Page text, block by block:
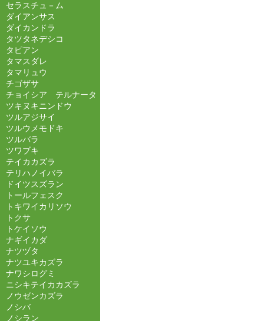
セラスチュ－ム
ダイアンサス
ダイカンドラ
タツタネデシコ
タピアン
タマスダレ
タマリュウ
チゴザサ
チョイシア テルナータ
ツキヌキニンドウ
ツルアジサイ
ツルウメモドキ
ツルバラ
ツワブキ
テイカカズラ
テリハノイバラ
ドイツスズラン
トールフェスク
トキワイカリソウ
トクサ
トケイソウ
ナギイカダ
ナツヅタ
ナツユキカズラ
ナワシログミ
ニシキテイカカズラ
ノウゼンカズラ
ノシバ
ノシラン